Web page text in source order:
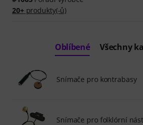
20+produkty(-ů)
Oblíbené Všechny
Snímače pro kontrabasy
Snímače pro folklórní